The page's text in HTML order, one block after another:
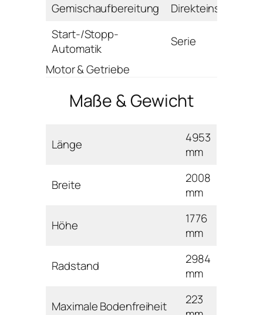
Gemischaufbereitung
Direkteinspritzung
Start-/Stopp-
Automatik
Serie
Motor & Getriebe
Maße & Gewicht
Länge
4953
mm
Breite
2008
mm
Höhe
1776
mm
Radstand
2984
mm
Maximale Bodenfreiheit
223